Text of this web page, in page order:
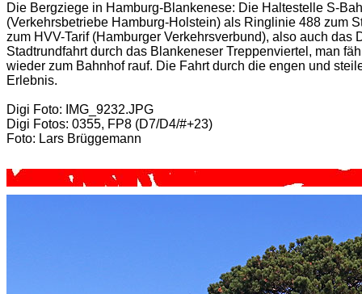
Die Bergziege in Hamburg-Blankenese: Die Haltestelle S-
(Verkehrsbetriebe Hamburg-Holstein) als Ringlinie 488 zum
zum HVV-Tarif (Hamburger Verkehrsverbund), also auch
Stadtrundfahrt durch das Blankeneser Treppenviertel, man
wieder zum Bahnhof rauf. Die Fahrt durch die engen und
Erlebnis.
Digi Foto: IMG_9232.JPG
Digi Fotos: 0355, FP8 (D7/D4/#+23)
Foto: Lars Brüggemann